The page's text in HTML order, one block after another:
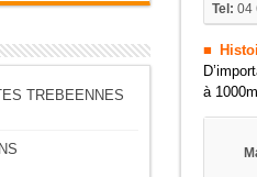
Tel: 04
■
à
TREBEENNES